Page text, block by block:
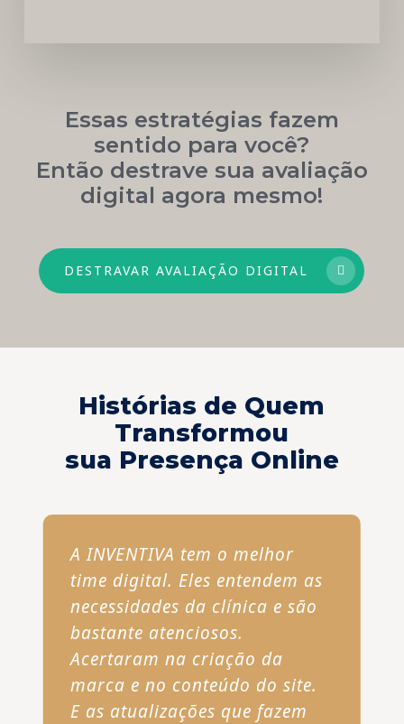
Essas estratégias fazem
sentido para você?
Então destrave sua avaliação
digital agora mesmo!
DESTRAVAR AVALIAÇÃO DIGITAL
Histórias de Quem
Transformou
sua Presença Online
A INVENTIVA tem o melhor
time digital. Eles entendem as
necessidades da clínica e são
bastante atenciosos.
Acertaram na criação da
marca e no conteúdo do site.
E as atualizações que fazem